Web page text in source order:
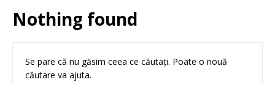
Nothing found
Se pare că nu găsim ceea ce căutați. Poate o nouă
căutare va ajuta.